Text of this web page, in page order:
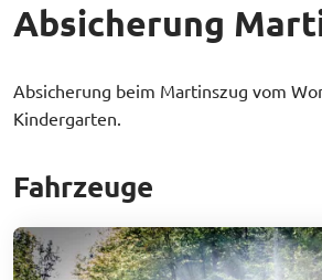
Absicherung
Absicherung beim Martinszug vom
Kindergarten.
Fahrzeuge